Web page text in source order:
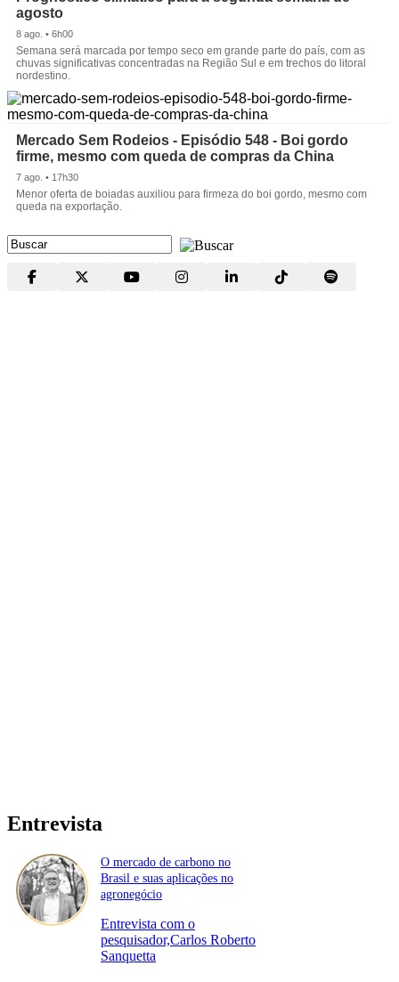
agosto
8 ago. • 6h00
Semana será marcada por tempo seco em grande parte do país, com as
chuvas significativas concentradas na Região Sul e em trechos do litoral
nordestino.
Mercado Sem Rodeios - Episódio 548 - Boi gordo
firme, mesmo com queda de compras da China
7 ago. • 17h30
Menor oferta de boiadas auxiliou para firmeza do boi gordo, mesmo com
queda na exportação.
Entrevista
O mercado de carbono no
Brasil e suas aplicações no
agronegócio
Entrevista com o
pesquisador,Carlos Roberto
Sanquetta